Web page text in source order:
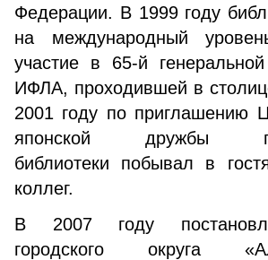
Федерации. В 1999 году
на международный
участие в 65-й
ИФЛА, проходившей в
2001 году по приглашению
японской дружбы
библиотеки побывал в
коллег.
В 2007 году
городского округа